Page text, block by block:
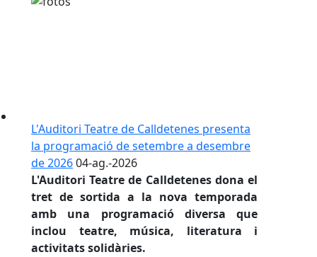
L'Auditori Teatre de Calldetenes presenta
la programació de setembre a desembre
de 202604-ag.-2026
L'Auditori Teatre de Calldetenes dona el
tret de sortida a la nova temporada
amb una programació diversa que
inclou teatre, música, literatura i
activitats solidàries.